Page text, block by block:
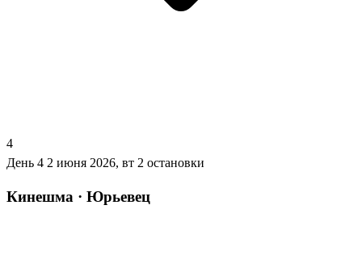
4
День 4 2 июня 2026, вт 2 остановки
Кинешма · Юрьевец